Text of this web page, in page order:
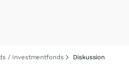
/ Investmentfonds Diskussion